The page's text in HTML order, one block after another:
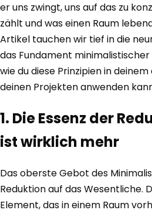
er uns zwingt, uns auf das zu
zählt und was einen Raum
Artikel tauchen wir tief in die
das Fundament
wie du diese Prinzipien in
deinen Projekten anwenden
1. Die Essenz der
ist wirklich mehr
Das oberste Gebot des
Reduktion auf das Wesentliche.
Element, das in einem Raum